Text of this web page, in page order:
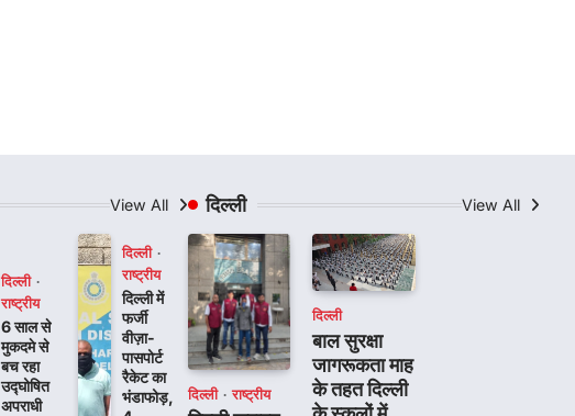
View All
दिल्ली
राष्ट्रीय
6 साल से
मुकदमे से
बच रहा
उद्घोषित
अपराधी
दिल्ली
राष्ट्रीय
दिल्ली में
फर्जी
वीज़ा-
पासपोर्ट
रैकेट का
भंडाफोड़,
दिल्ली View All
दिल्ली राष्ट्रीय
दिल्ली
बाल सुरक्षा
जागरूकता माह
के तहत दिल्ली